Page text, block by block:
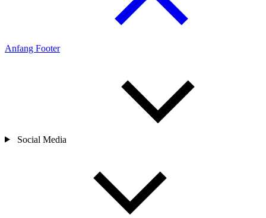
Anfang Footer
Social Media